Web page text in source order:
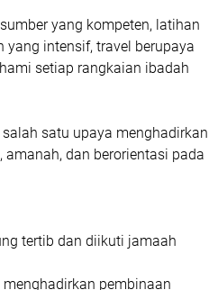
yang kompeten, latihan
yang intensif, travel berupaya
setiap rangkaian ibadah
satu upaya menghadirkan
dan berorientasi pada
tertib dan diikuti jamaah
pembinaan